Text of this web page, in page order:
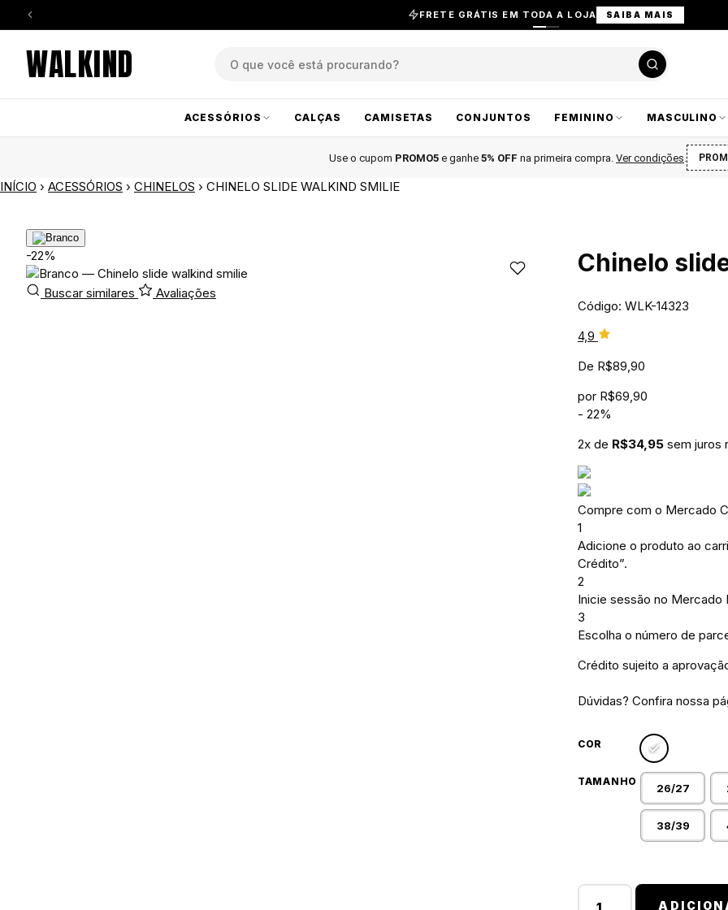
FRETE GRÁTIS EM TODA A LOJA SAIBA MAIS
WALKIND
ACESSÓRIOS CALÇAS CAMISETAS CONJUNTOS FEMININO MASCULINO
Use o cupom PROMO5 e ganhe 5% OFF na primeira compra Ver condições
INÍCIO › ACESSÓRIOS › CHINELOS › CHINELO SLIDE WALKIND SMILIE
-22%
Buscar similares Avaliações
Chinelo
Código: WLK-14323
4,9
De R$89,90
por R$69,90
-22%
2x de R$34,95 sem juros
Compre com o Mercado
1
Adicione o produto ao
Crédito”.
2
Inicie sessão no Mercado
3
Escolha o número de
Crédito sujeito a
Dúvidas? Confira nossa
COR
TAMANHO
26/27
38/39
Chinelo slide walkind smilie